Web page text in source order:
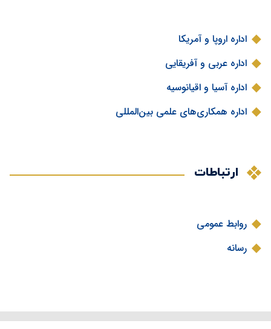
اداره اروپا و آمریکا
اداره عربی و آفریقایی
اداره آسیا و اقیانوسیه
اداره همکاری‌های علمی بین‌المللی
ارتباطات
روابط عمومی
رسانه